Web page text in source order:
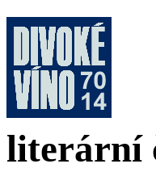
literární